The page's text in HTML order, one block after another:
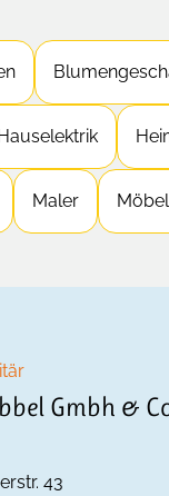
Maler Möbel
Gmbh &
43